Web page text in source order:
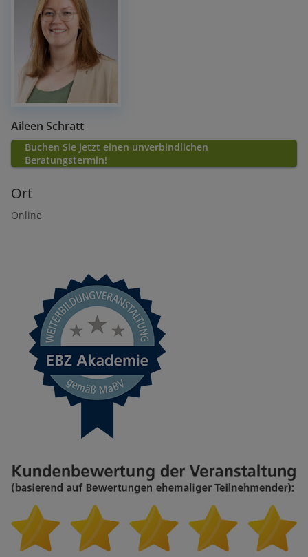
Aileen Schratt
Buchen Sie jetzt einen unverbindlichen
Beratungstermin!
Ort
Online